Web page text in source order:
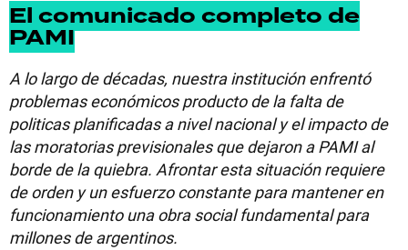
El comunicado completo de
PAMI
A lo largo de décadas, nuestra institución enfrentó
problemas económicos producto de la falta de
politicas planificadas a nivel nacional y el impacto de
las moratorias previsionales que dejaron a PAMI al
borde de la quiebra. Afrontar esta situación requiere
de orden y un esfuerzo constante para mantener en
funcionamiento una obra social fundamental para
millones de argentinos.